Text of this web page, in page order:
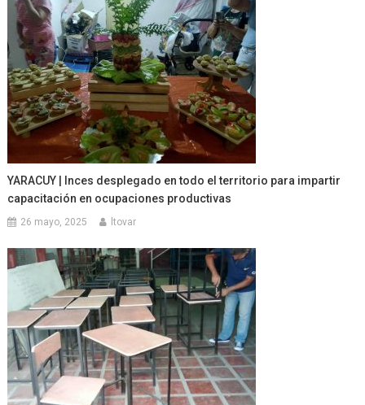
YARACUY | Inces desplegado en todo el territorio para impartir
capacitación en ocupaciones productivas
26 mayo, 2025 ltovar